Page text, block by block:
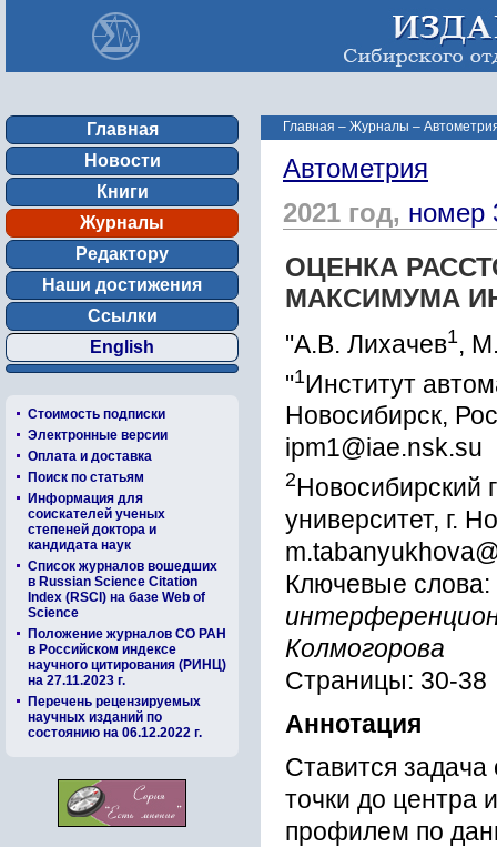
Главная
Новости
Книги
Журналы
Редактору
Наши достижения
Ссылки
English
Стоимость подписки
Электронные версии
Оплата и доставка
Поиск по статьям
Информация для
соискателей ученых
степеней доктора и
кандидата наук
Список журналов вошедших
в Russian Science Citation
Index (RSCI) на базе Web of
Science
Положение журналов СО РАН
в Российском индексе
научного цитирования (РИНЦ)
на 27.11.2023 г.
Перечень рецензируемых
научных изданий по
состоянию на 06.12.2022 г.
Главная – Журналы –
Автометрия
2021 год, номер
ОЦЕНКА
МАКСИМУМА
"А.В. Лихачев1,
"1Институт
Новосибирск,
ipm1@iae.nsk.su
2Новосибирский
университет, г.
Ключевые слова:
Колмогорова
Страницы: 30-38
Аннотация
Ставится задача
точки до центра
профилем по